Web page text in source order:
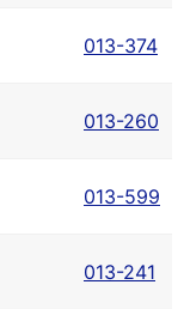
013-374
013-260
013-599
013-241